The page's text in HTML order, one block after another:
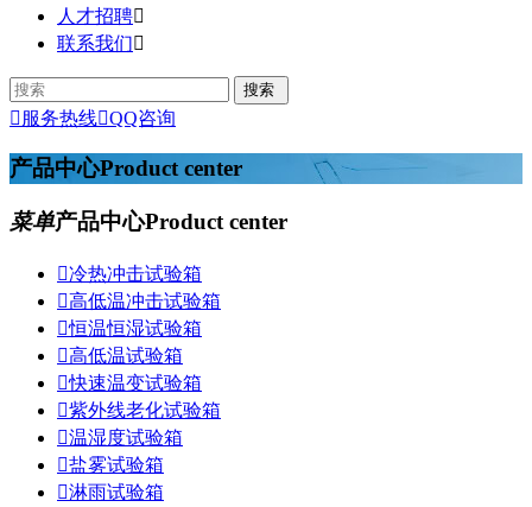
人才招聘
联系我们
 服务热线QQ咨询
产品中心Product center
菜单产品中心Product center
冷热冲击试验箱
高低温冲击试验箱
恒温恒湿试验箱
高低温试验箱
快速温变试验箱
紫外线老化试验箱
温湿度试验箱
盐雾试验箱
淋雨试验箱